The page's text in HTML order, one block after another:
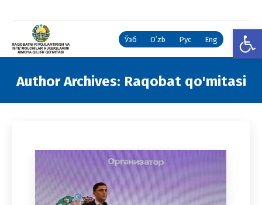
Ўзб Oʻzb Рус Eng
Author Archives: Raqobat qo'mitasi